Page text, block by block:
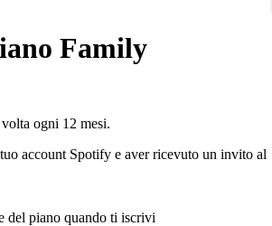
Family
ogni 12 mesi.
account Spotify e aver ricevuto un invito al
del piano quando ti iscrivi